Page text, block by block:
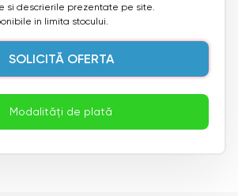
si descrierile prezentate pe site.
in limita stocului.
SOLICITĂ OFERTA
Modalități de plată